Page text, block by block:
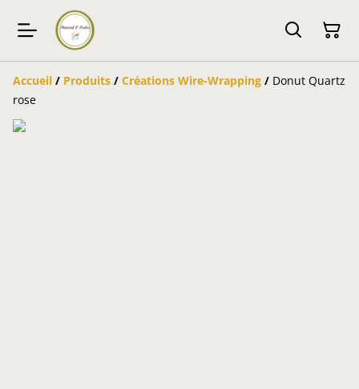
Accueil / Produits / Créations Wire-Wrapping / Donut Quartz
rose